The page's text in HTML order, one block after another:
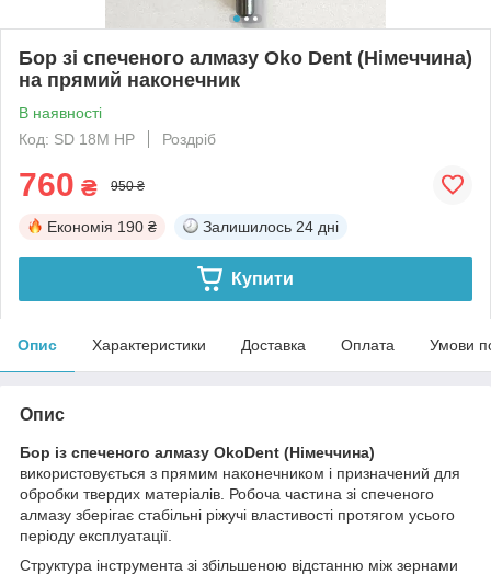
Бор зі спеченого алмазу Oko Dent (Німеччина)
на прямий наконечник
В наявності
Код: SD 18M HP
Роздріб
760 ₴ 950 ₴
Економія 190 ₴ Залишилось 24 дні
Купити
Опис Характеристики Доставка Оплата Умови
Опис
Бор із спеченого алмазу OkoDent (Німеччина)
використовується з прямим наконечником і призначений для
обробки твердих матеріалів. Робоча частина зі спеченого
алмазу зберігає стабільні ріжучі властивості протягом усього
періоду експлуатації.
Структура інструмента зі збільшеною відстанню між зернами